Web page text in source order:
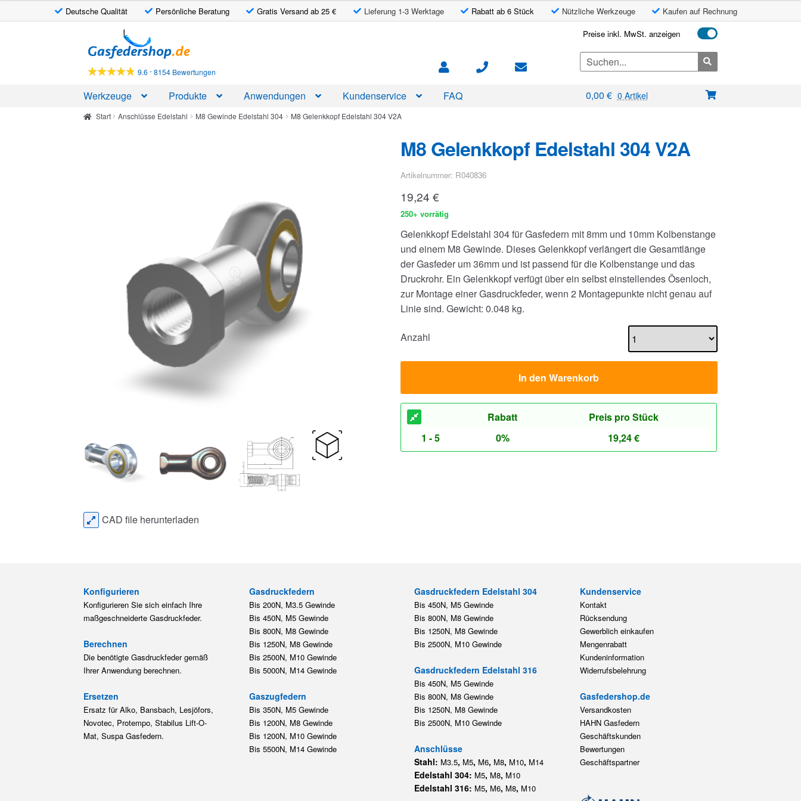
Deutsche Qualität Persönliche Beratung Gratis Versand ab 25 € Lieferung 1-3 Werktage Rabatt ab 6 Stück Nützliche Werkzeuge Kaufen auf Rechnung
Navigation
springen
Inhalt
springen
9.6 -8154 Bewertungen
Preise inkl. MwSt. anzeigen
Search
for:
Werkzeuge Produkte Anwendungen Kundenservice FAQ 0,00 € 0 Artikel
Start Anschlüsse Edelstahl M8 Gewinde Edelstahl 304 M8 Gelenkkopf Edelstahl 304 V2A
M8 Gelenkkopf Edelstahl 304 V2A
Artikelnummer: R040836
19,24 €
250+ vorrätig
Gelenkkopf Edelstahl 304 für Gasfedern mit 8mm und 10mm Kolbenstange
und einem M8 Gewinde. Dieses Gelenkkopf verlängert die Gesamtlänge
der Gasfeder um 36mm und ist passend für die Kolbenstange und das
Druckrohr. Ein Gelenkkopf verfügt über ein selbst einstellendes Ösenloch,
zur Montage einer Gasdruckfeder, wenn 2 Montagepunkte nicht genau auf
Linie sind. Gewicht: 0.048 kg.
Anzahl
In den Warenkorb
Rabatt
Preis pro Stück
1 - 5
0% 19,24€
CAD file herunterladen
Konfigurieren
Konfigurieren Sie sich einfach Ihre
maßgeschneiderte Gasdruckfeder.
Berechnen
Die benötigte Gasdruckfeder gemäß
Ihrer Anwendung berechnen.
Ersetzen
Ersatz für Alko, Bansbach, Lesjöfors,
Novotec, Protempo, Stabilus Lift-O-
Mat, Suspa Gasfedern.
Gasdruckfedern
Bis 200N, M3.5 Gewinde
Bis 450N, M5 Gewinde
Bis 800N, M8 Gewinde
Bis 1250N, M8 Gewinde
Bis 2500N, M10 Gewinde
Bis 5000N, M14 Gewinde
Gaszugfedern
Bis 350N, M5 Gewinde
Bis 1200N, M8 Gewinde
Bis 1200N, M10 Gewinde
Bis 5500N, M14 Gewinde
Gasdruckfedern Edelstahl 304
Bis 450N, M5 Gewinde
Bis 800N, M8 Gewinde
Bis 1250N, M8 Gewinde
Bis 2500N, M10 Gewinde
Gasdruckfedern Edelstahl 316
Bis 450N, M5 Gewinde
Bis 800N, M8 Gewinde
Bis 1250N, M8 Gewinde
Bis 2500N, M10 Gewinde
Anschlüsse
Stahl: M3.5, M5, M6, M8, M10, M14
Edelstahl 304: M5, M8, M10
Edelstahl 316: M5, M6, M8, M10
Kundenservice
Kontakt
Rücksendung
Gewerblich einkaufen
Mengenrabatt
Kundeninformation
Widerrufsbelehrung
Gasfedershop.de
Versandkosten
HAHN Gasfedern
Geschäftskunden
Bewertungen
Geschäftspartner